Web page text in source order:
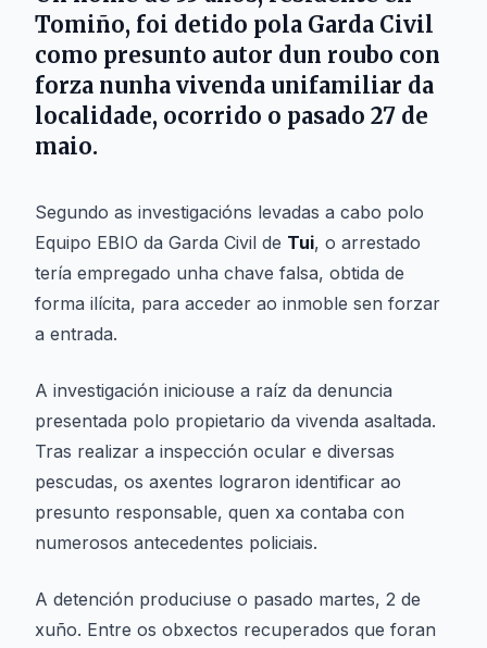
Tomiño, foi detido pola Garda Civil
como presunto autor dun roubo con
forza nunha vivenda unifamiliar da
localidade, ocorrido o pasado 27 de
maio.
Segundo as investigacións levadas a cabo polo
Equipo EBIO da Garda Civil de Tui, o arrestado
tería empregado unha chave falsa, obtida de
forma ilícita, para acceder ao inmoble sen forzar
a entrada.
A investigación iniciouse a raíz da denuncia
presentada polo propietario da vivenda asaltada.
Tras realizar a inspección ocular e diversas
pescudas, os axentes lograron identificar ao
presunto responsable, quen xa contaba con
numerosos antecedentes policiais.
A detención produciuse o pasado martes, 2 de
xuño. Entre os obxectos recuperados que foran